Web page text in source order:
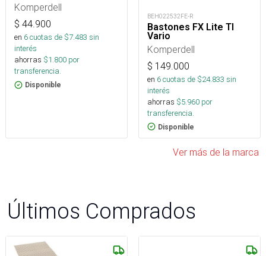
Komperdell
$ 44.900
en 6cuotas de $7.483 sin
interés
ahorras $1.800 por
transferencia.
Disponible
BEH022532FE-R
Bastones FX Lite TI
Vario
Komperdell
$ 149.000
en 6cuotas de $24.833 sin
interés
ahorras $5.960 por
transferencia.
Disponible
Ver más de la marca
Últimos Comprados